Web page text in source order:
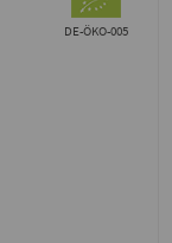
DE-ÖKO-005